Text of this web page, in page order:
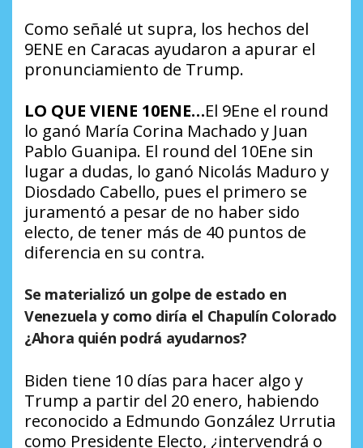
Como señalé ut supra, los hechos del
9ENE en Caracas ayudaron a apurar el
pronunciamiento de Trump.
LO QUE VIENE 10ENE…El 9Ene el round
lo ganó María Corina Machado y Juan
Pablo Guanipa. El round del 10Ene sin
lugar a dudas, lo ganó Nicolás Maduro y
Diosdado Cabello, pues el primero se
juramentó a pesar de no haber sido
electo, de tener más de 40 puntos de
diferencia en su contra.
Se materializó un golpe de estado en
Venezuela y como diría el Chapulín Colorado
¿Ahora quién podrá ayudarnos?
Biden tiene 10 días para hacer algo y
Trump a partir del 20 enero, habiendo
reconocido a Edmundo González Urrutia
como Presidente Electo, ¿intervendrá o